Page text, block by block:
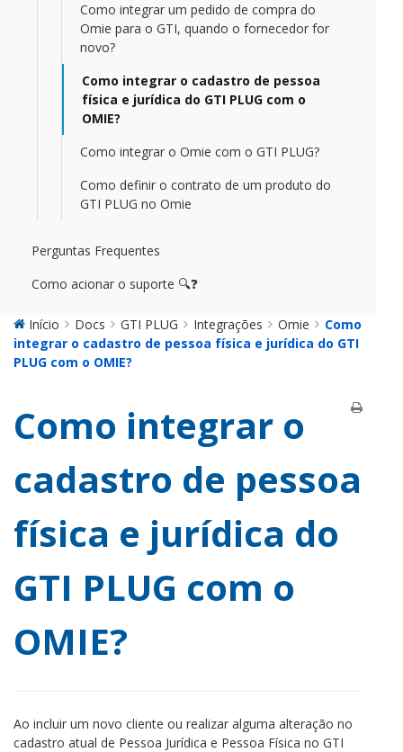
Como integrar um pedido de compra do
Omie para o GTI, quando o fornecedor for
novo?
Como integrar o cadastro de pessoa
física e jurídica do GTI PLUG com o
OMIE?
Como integrar o Omie com o GTI PLUG?
Como definir o contrato de um produto do
GTI PLUG no Omie
Perguntas Frequentes
Como acionar o suporte 🔍❓
Início Docs GTI PLUG Integrações Omie
Como
integrar o cadastro de pessoa física e jurídica do GTI
PLUG com o OMIE?
Como integrar o
cadastro de pessoa
física e jurídica do
GTI PLUG com o
OMIE?
Ao incluir um novo cliente ou realizar alguma alteração no
cadastro atual de Pessoa Jurídica e Pessoa Física no GTI